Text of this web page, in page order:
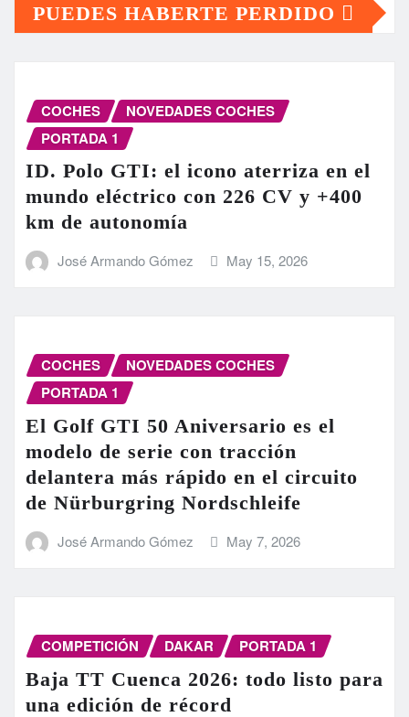
PUEDES HABERTE PERDIDO
COCHES
NOVEDADES COCHES
PORTADA 1
ID. Polo GTI: el icono aterriza en el
mundo eléctrico con 226 CV y +400
km de autonomía
José Armando Gómez May 15, 2026
COCHES
NOVEDADES COCHES
PORTADA 1
El Golf GTI 50 Aniversario es el
modelo de serie con tracción
delantera más rápido en el circuito
de Nürburgring Nordschleife
José Armando Gómez May 7, 2026
COMPETICIÓN DAKAR PORTADA 1
Baja TT Cuenca 2026: todo listo para
una edición de récord